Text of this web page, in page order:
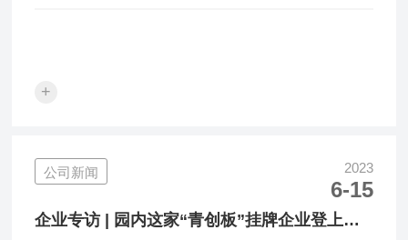
+
公司新闻 2023
6-15
企业专访 | 园内这家“青创板”挂牌企业登上苏